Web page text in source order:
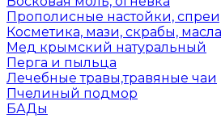
Прополисные настойки,
Косметика, мази, скрабы, масла
Мед крымский натуральный
Перга и пыльца
Лечебные травы,травяные чаи
Пчелиный подмор
БАДы